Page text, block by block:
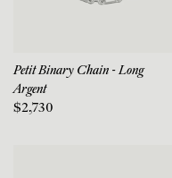
Petit Binary Chain - Long
Argent
$2,730